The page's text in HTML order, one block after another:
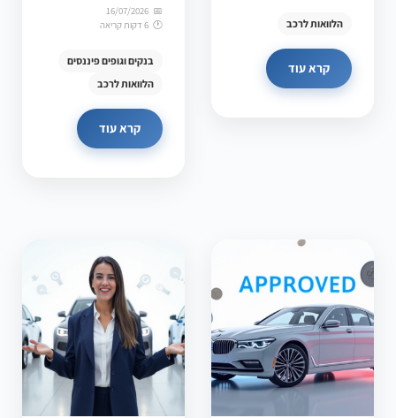
הלוואות לרכב
קרא עוד
16/07/2026
6 דקות קריאה
בנקים וגופים פיננסים
הלוואות לרכב
קרא עוד